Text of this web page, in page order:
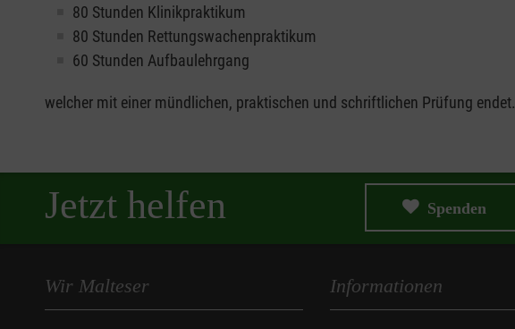
80 Stunden Klinikpraktikum
80 Stunden Rettungswachenpraktikum
60 Stunden Aufbaulehrgang
welcher mit einer mündlichen, praktischen und schriftlichen Prüfung endet.
Jetzt helfen Spenden
Wir Malteser Informationen